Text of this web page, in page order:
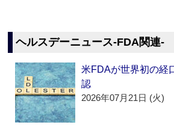
ヘルスデーニュース‐FDA関連‐
米FDAが世界初の経
認
2026年07月21日 (火)